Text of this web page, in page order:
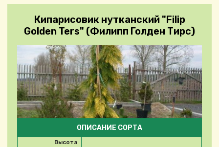
Кипарисовик нутканский "Filip
Golden Ters" (Филипп Голден Тирс)
ОПИСАНИЕ СОРТА
Высота